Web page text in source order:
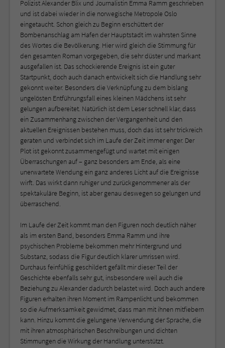
Polizist Alexander Blix und Journalistin Emma Ramm geschrieben
und ist dabei wieder in die norwegische Metropole Oslo
eingetaucht. Schon gleich zu Beginn erschüttert der
Bombenanschlag am Hafen der Hauptstadt im wahrsten Sinne
des Wortes die Bevölkerung. Hier wird gleich die Stimmung für
den gesamten Roman vorgegeben, die sehr düster und markant
ausgefallen ist. Das schockierende Ereignis ist ein guter
Startpunkt, doch auch danach entwickelt sich die Handlung sehr
gekonnt weiter. Besonders die Verknüpfung zu dem bislang
ungelösten Entführungsfall eines kleinen Mädchens ist sehr
gelungen aufbereitet. Natürlich ist dem Leser schnell klar, dass
ein Zusammenhang zwischen der Vergangenheit und den
aktuellen Ereignissen bestehen muss, doch das ist sehr trickreich
geraten und verbindet sich im Laufe der Zeit immer enger. Der
Plot ist gekonnt zusammengefügt und wartet mit einigen
Überraschungen auf – ganz besonders am Ende, als eine
unerwartete Wendung ein ganz anderes Licht auf die Ereignisse
wirft. Das wirkt dann ruhiger und zurückgenommener als der
spektakuläre Beginn, ist aber genau deswegen so gelungen und
überraschend.
Im Laufe der Zeit kommt man den Figuren noch deutlich näher
als im ersten Band, besonders Emma Ramm und ihre
psychischen Probleme bekommen mehr Hintergrund und
Substanz, sodass die Figur deutlich klarer umrissen wird.
Durchaus feinfühlig geschildert gefällt mir dieser Teil der
Geschichte ebenfalls sehr gut, insbesondere weil auch die
Beziehung zu Alexander dadurch belastet wird. Doch auch andere
Figuren erhalten ihren Moment im Rampenlicht und bekommen
so die Aufmerksamkeit gewidmet, dass man mit ihnen mitfiebern
kann. Hinzu kommt die gelungene Verwendung der Sprache, die
mit ihren atmosphärischen Beschreibungen und dichten
Stimmungen die Wirkung der Handlung unterstützt.